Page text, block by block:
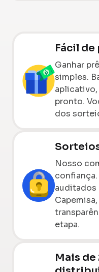
Fácil
Ganhar
simples.
pronto.
dos
Nosso
auditados
etapa.
Mais